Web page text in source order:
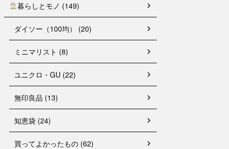
暮らしとモノ (149)
ダイソー（100均） (20)
ミニマリスト (8)
ユニクロ・GU (22)
無印良品 (13)
知恵袋 (24)
買ってよかったもの (62)